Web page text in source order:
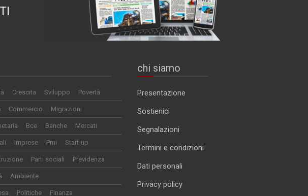
Crescita Sviluppo Povertà
Commercio Migrazioni
Bce Banche Mercati
Imprese Pmi Start-up
Parti sociali Previdenza
Ambiente
Politiche Finanza
chi siamo
Presentazione
Sostienici
Segnalazioni
Termini e condizioni
Dati personali
Privacy policy